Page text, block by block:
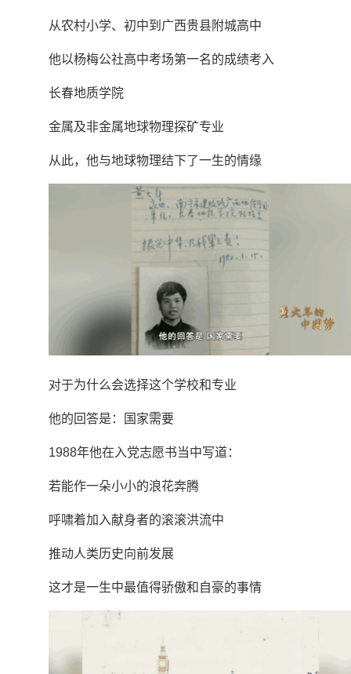
从农村小学、初中到广西贵县附城高中
他以杨梅公社高中考场第一名的成绩考入
长春地质学院
金属及非金属地球物理探矿专业
从此，他与地球物理结下了一生的情缘
对于为什么会选择这个学校和专业
他的回答是：国家需要
1988年他在入党志愿书当中写道：
若能作一朵小小的浪花奔腾
呼啸着加入献身者的滚滚洪流中
推动人类历史向前发展
这才是一生中最值得骄傲和自豪的事情